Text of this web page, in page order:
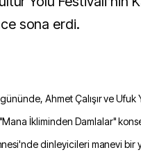
sona erdi.
Ahmet Çalışır ve
İkliminden Damlalar"
dinleyicileri manevi bir